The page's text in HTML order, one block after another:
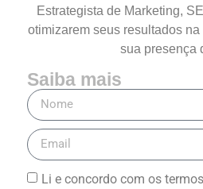
Estrategista de Marketing,
otimizarem seus resultados
sua presença
Saiba mais
Li e concordo com os termos